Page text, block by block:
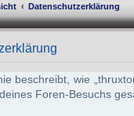
Datenschutzerklärung
beschreibt, wie
Foren-Besuchs